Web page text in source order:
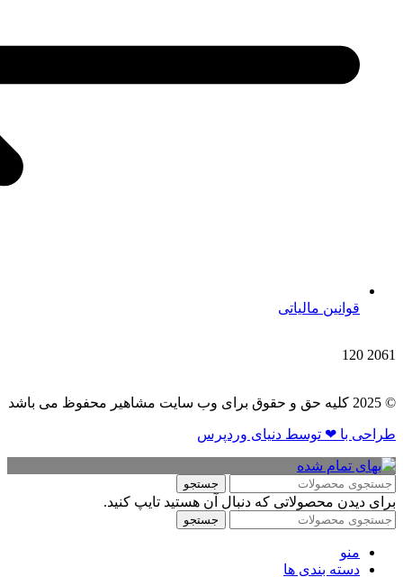
قوانین مالیاتی
2061
120
© 2025 کلیه حق و حقوق برای وب سایت مشاهیر محفوظ می باشد
طراحی با ❤ توسط​ دنیای وردپرس
جستجو
برای دیدن محصولاتی که دنبال آن هستید تایپ کنید.
جستجو
منو
دسته بندی ها